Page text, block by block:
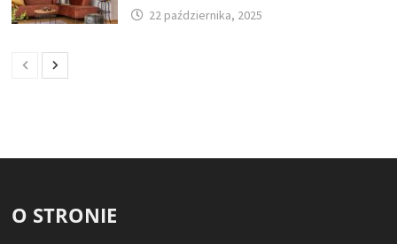
22 października, 2025
O STRONIE